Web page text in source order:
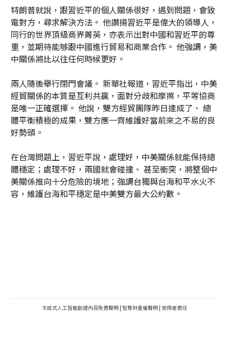
特朗普就說，跟習近平的個人關係很好，遇到問題，會致
電對方，尋求解決方法。 他讚揚習近平是偉大的領導人，
同行的世界頂級商界菁英，亦表示出對中國和習近平的尊
重，並期待能够跟中國進行貿易和商業合作。 他強調，美
中關係將比以往任何時候更好。
兩人隨後舉行閉門會議。 新華社報道，習近平指出，中美
經貿關係的本質是互利共贏，面對分歧和摩擦，平等協商
是唯一正確選擇。 他說，雙方經貿團隊昨日達成了、 總
體平衡積極的成果，雙方應一齊維護好當前來之不易的良
好勢頭。
在台灣問題上，習近平說，處理好，中美關係就能保持總
體穩定；處理不好，兩國就會碰撞、 甚至衝突，將整個中
美關係推向十分危險的境地；強調台獨與台海和平水火不
容，維護台海和平穩定是中美雙方最大公約數。
生成式人工智能創建內容免責聲明 | 智慧財產權聲明 | 使用者責任